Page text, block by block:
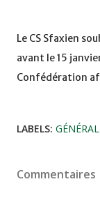
Le CS Sfaxien
avant le 15
Confédération
LABELS: GÉNÉRAL
Commentaires